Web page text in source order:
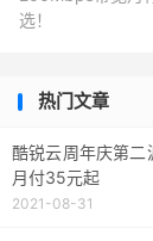
选！
热门文章
酷锐云周年庆第二
月付35元起
2021-08-31